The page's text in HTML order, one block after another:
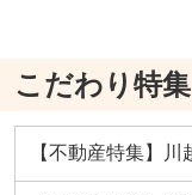
こだわり特集
【不動産特集】